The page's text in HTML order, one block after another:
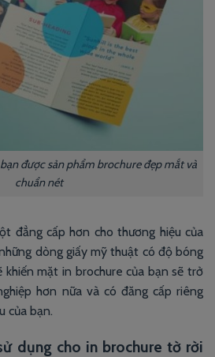
được sản phẩm brochure đẹp mắt và
chuẩn nét
đẳng cấp hơn cho thương hiệu của
dòng giấy mỹ thuật có độ bóng
mặt in brochure của bạn sẽ trở
hơn nữa và có đăng cấp riêng
của bạn.
dụng cho in brochure tờ rời